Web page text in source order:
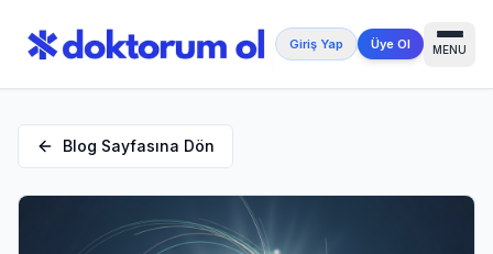
Giriş Yap Üye Ol MENU
Blog Sayfasına Dön